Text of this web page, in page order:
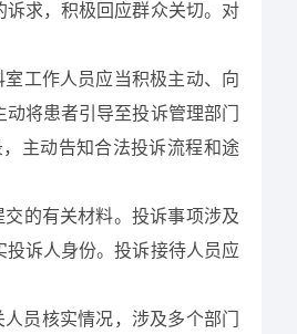
求，积极回应群众关切。对
工作人员应当积极主动、向
将患者引导至投诉管理部门
主动告知合法投诉流程和途
的有关材料。投诉事项涉及
诉人身份。投诉接待人员应
员核实情况，涉及多个部门